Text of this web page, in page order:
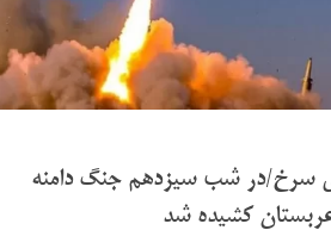
سرخ/در شب سیزدهم جنگ دامنه
کشیده شد